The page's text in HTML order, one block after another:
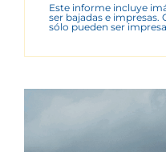
Este informe incluye
ser bajadas e impresas.
sólo pueden ser